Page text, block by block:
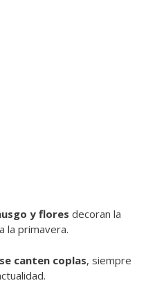
y flores decoran la
la primavera.
canten coplas, siempre